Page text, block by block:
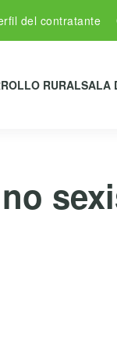
del contratante
RURALSALA